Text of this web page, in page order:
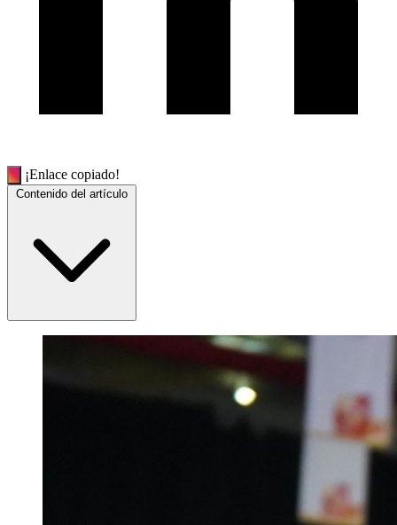
¡Enlace copiado!
Contenido del artículo